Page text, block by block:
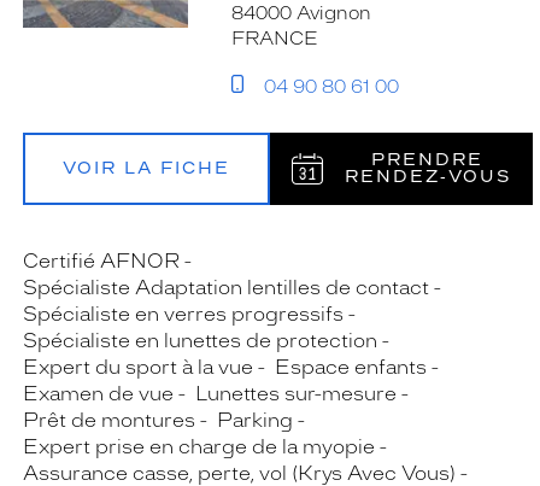
84000 Avignon
FRANCE
04 90 80 61 00
VOIR LA FICHE
PRENDRE
RENDEZ‑VOUS
Certifié AFNOR
Spécialiste Adaptation lentilles de contact
Spécialiste en verres progressifs
Spécialiste en lunettes de protection
Expert du sport à la vue
Espace enfants
Examen de vue
Lunettes sur-mesure
Prêt de montures
Parking
Expert prise en charge de la myopie
Assurance casse, perte, vol (Krys Avec Vous)